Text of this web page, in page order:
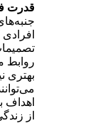
قدرت
روابط
بهتری
اهداف
از